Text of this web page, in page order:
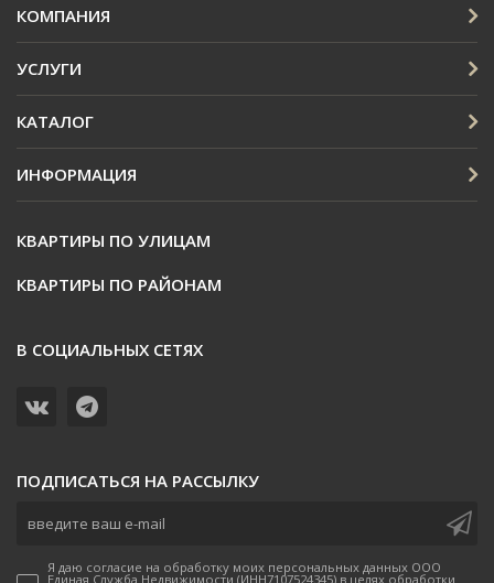
КОМПАНИЯ
УСЛУГИ
КАТАЛОГ
ИНФОРМАЦИЯ
КВАРТИРЫ ПО УЛИЦАМ
КВАРТИРЫ ПО РАЙОНАМ
В СОЦИАЛЬНЫХ СЕТЯХ
ПОДПИСАТЬСЯ НА РАССЫЛКУ
Я даю согласие на обработку моих персональных данных ООО
Единая Служба Недвижимости (ИНН7107524345) в целях обработки